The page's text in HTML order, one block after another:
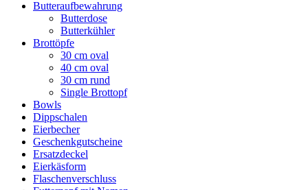
Butteraufbewahrung
Butterdose
Butterkühler
Brottöpfe
30 cm oval
40 cm oval
30 cm rund
Single Brottopf
Bowls
Dippschalen
Eierbecher
Geschenkgutscheine
Ersatzdeckel
Eierkäsform
Flaschenverschluss